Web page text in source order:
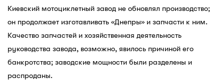
Киевский мотоциклетный завод не обновлял производство;
он продолжает изготавливать «Днепры» и запчасти к ним.
Качество запчастей и хозяйственная деятельность
руководства завода, возможно, явилось причиной его
банкротства; заводские мощности были разделены и
распроданы.